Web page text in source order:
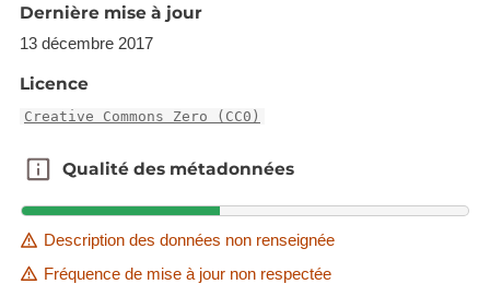
Dernière mise à jour
13 décembre 2017
Licence
Creative Commons Zero (CC0)
Qualité des métadonnées
Qualité des métadonnées
Description des données non renseignée
Fréquence de mise à jour non respectée